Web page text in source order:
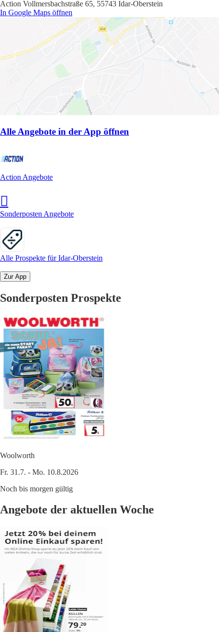
Action Vollmersbachstraße 65, 55743 Idar-Oberstein
In Google Maps öffnen
Alle Angebote in der App öffnen
Action Angebote
Sonderposten Angebote
Alle Prospekte für Idar-Oberstein
Zur App
Sonderposten Prospekte
Woolworth
Fr. 31.7. - Mo. 10.8.2026
Noch bis morgen gültig
Angebote der aktuellen Woche